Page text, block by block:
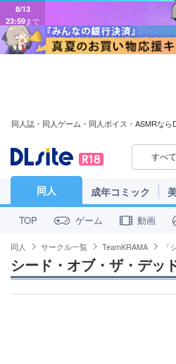
8/13
23:59まで
同人誌・同人ゲーム・同人ボイス・ASMRなら
すべて
同人 成年コミック
TOP ゲーム 動画
同人 サークル一覧 TeamKRAMA
シード・オブ・ザ・デッ